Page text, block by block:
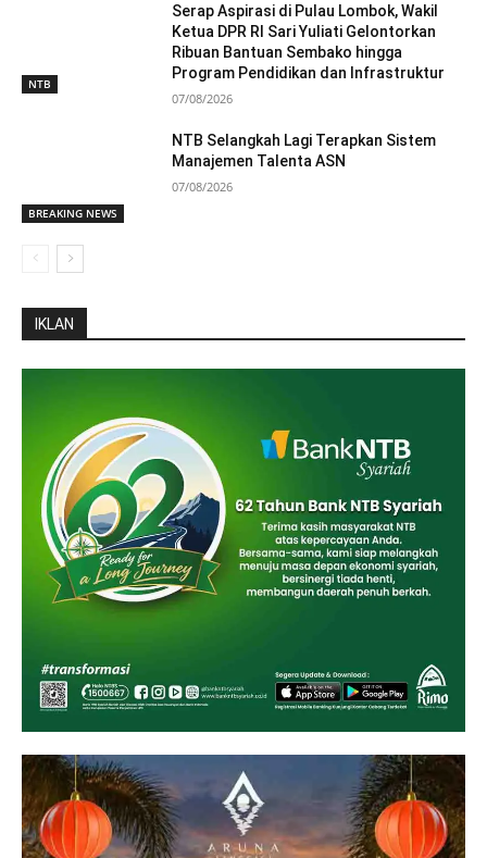
NTB
Serap Aspirasi di Pulau Lombok, Wakil
Ketua DPR RI Sari Yuliati Gelontorkan
Ribuan Bantuan Sembako hingga
Program Pendidikan dan Infrastruktur
07/08/2026
BREAKING NEWS
NTB Selangkah Lagi Terapkan Sistem
Manajemen Talenta ASN
07/08/2026
IKLAN